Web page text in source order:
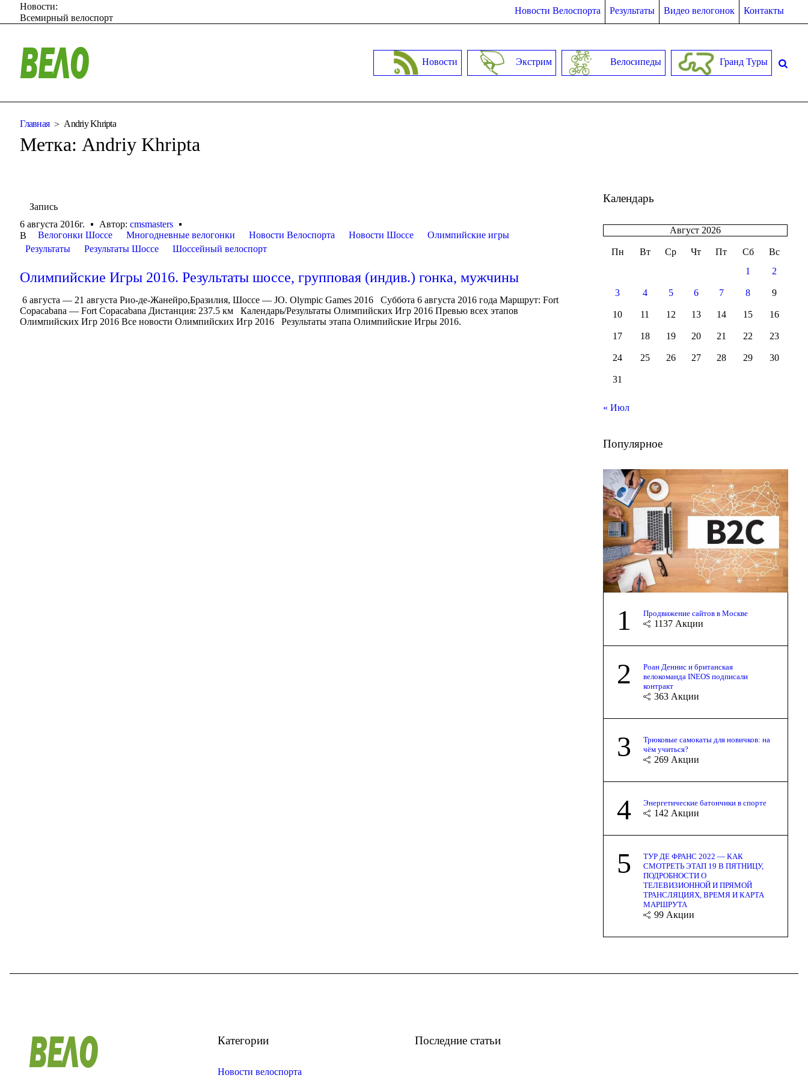
Новости Велоспорта Результаты Видео велогонок Контакты
Новости:
Всемирный велоспорт
Новости Экстрим Велосипеды Гранд Туры
Главная Andriy Khripta
Метка: Andriy Khripta
Запись
6 августа 2016г.
Автор:cmsmasters
В
Велогонки Шоссе Многодневные велогонки Новости Велоспорта Новости Шоссе
Олимпийские игры
Результаты
Результаты Шоссе Шоссейный велоспорт
Олимпийские Игры 2016. Результаты шоссе, групповая (индив.) гонка, мужчины
6 августа — 21 августа Рио-де-Жанейро,Бразилия, Шоссе — JO. Olympic Games 2016 Суббота 6 августа 2016 года Маршрут: Fort
Copacabana — Fort Copacabana Дистанция: 237.5 км Календарь/Результаты Олимпийских Игр 2016 Превью всех этапов
Олимпийских Игр 2016 Все новости Олимпийских Игр 2016 Результаты этапа Олимпийские Игры 2016.
Календарь
Август 2026
Пн Вт Ср Чт Пт Сб
Вс
1
2
3 4 5 6 7 8 9
10 11 12 13 14 15 16
17 18 19 20 21 22 23
24 25 26 27 28 29 30
31
« Июл
Популярное
1 Продвижение сайтов в Москве
1137 Акции
2
Роан Деннис и британская
велокоманда INEOS подписали
контракт
363 Акции
3
Трюковые самокаты для новичков: на
чём учиться?
269 Акции
4 Энергетические батончики в спорте
142 Акции
5
ТУР ДЕ ФРАНС 2022 — КАК
СМОТРЕТЬ ЭТАП 19 В ПЯТНИЦУ,
ПОДРОБНОСТИ О
ТЕЛЕВИЗИОННОЙ И ПРЯМОЙ
ТРАНСЛЯЦИЯХ, ВРЕМЯ И КАРТА
МАРШРУТА
99 Акции
Категории
Новости велоспорта
Последние статьи